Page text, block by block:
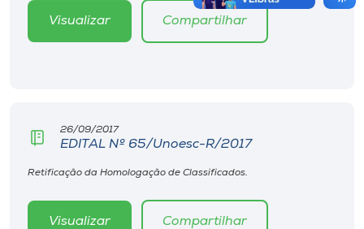
Visualizar Compartilhar
26/09/2017
EDITAL Nº 65/Unoesc-R/2017
Retificação da Homologação de Classificados.
Visualizar Compartilhar